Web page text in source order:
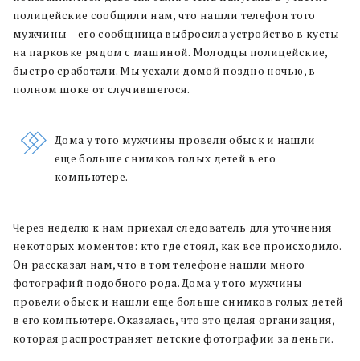
полицейские сообщили нам, что нашли телефон того
мужчины – его сообщница выбросила устройство в кусты
на парковке рядом с машиной. Молодцы полицейские,
быстро сработали. Мы уехали домой поздно ночью, в
полном шоке от случившегося.
Дома у того мужчины провели обыск и нашли
еще больше снимков голых детей в его
компьютере.
Через неделю к нам приехал следователь для уточнения
некоторых моментов: кто где стоял, как все происходило.
Он рассказал нам, что в том телефоне нашли много
фотографий подобного рода. Дома у того мужчины
провели обыск и нашли еще больше снимков голых детей
в его компьютере. Оказалась, что это целая организация,
которая распространяет детские фотографии за деньги.